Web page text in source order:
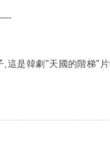
,這是韓劇"天國的階梯"